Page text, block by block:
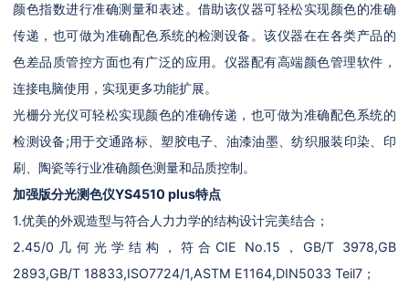
颜色指数进行准确测量和表述。借助该仪器可轻松实现颜色的准确
传递，也可做为准确配色系统的检测设备。该仪器在在各类产品的
色差品质管控方面也有广泛的应用。仪器配有高端颜色管理软件，
连接电脑使用，实现更多功能扩展。
光栅分光仪可轻松实现颜色的准确传递，也可做为准确配色系统的
检测设备;用于交通路标、塑胶电子、油漆油墨、纺织服装印染、印
刷、陶瓷等行业准确颜色测量和品质控制。
加强版分光测色仪YS4510 plus特点
1.优美的外观造型与符合人力力学的结构设计完美结合；
2.45/0几何光学结构，符合CIE No.15，GB/T 3978,GB
2893,GB/T 18833,ISO7724/1,ASTM E1164,DIN5033 Teil7；